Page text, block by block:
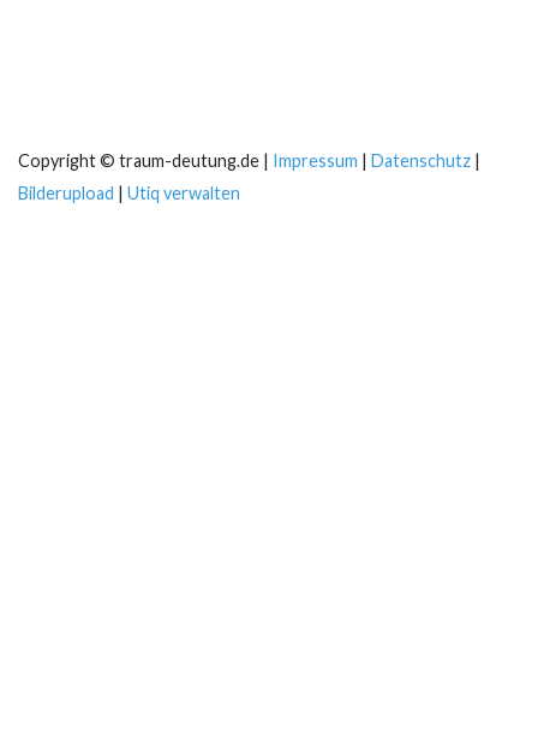
Copyright © traum-deutung.de | Impressum | Datenschutz |
Bilderupload | Utiq verwalten